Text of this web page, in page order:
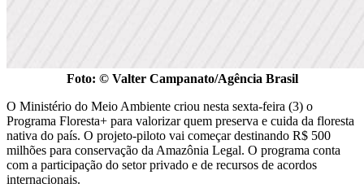
Foto: © Valter Campanato/Agência Brasil
O Ministério do Meio Ambiente criou nesta sexta-feira (3) o
Programa Floresta+ para valorizar quem preserva e cuida da floresta
nativa do país. O projeto-piloto vai começar destinando R$ 500
milhões para conservação da Amazônia Legal. O programa conta
com a participação do setor privado e de recursos de acordos
internacionais.